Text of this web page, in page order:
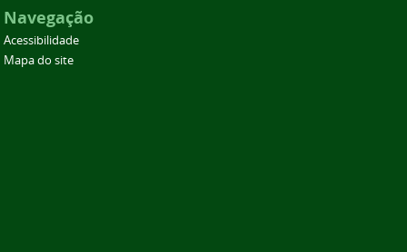
Navegação
Acessibilidade
Mapa do site